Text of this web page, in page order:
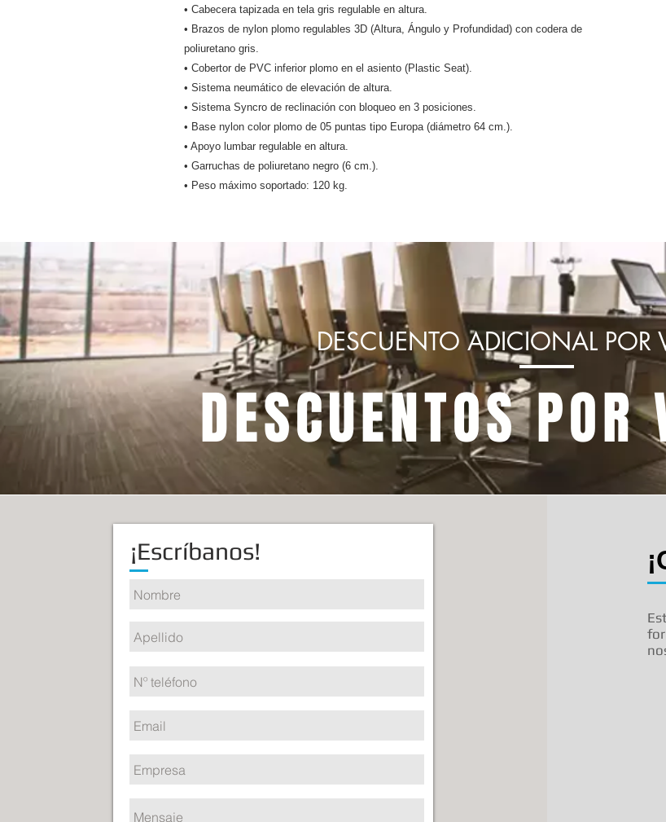
• Cabecera tapizada en tela gris regulable en altura.
• Brazos de nylon plomo regulables 3D (Altura, Ángulo y Profundidad) con codera de
poliuretano gris.
• Cobertor de PVC inferior plomo en el asiento (Plastic Seat).
• Sistema neumático de elevación de altura.
• Sistema Syncro de reclinación con bloqueo en 3 posiciones.
• Base nylon color plomo de 05 puntas tipo Europa (diámetro 64 cm.).
• Apoyo lumbar regulable en altura.
• Garruchas de poliuretano negro (6 cm.).
• Peso máximo soportado: 120 kg.
DESCUENTO ADICIONAL POR
DESCUENTOS
¡Escríbanos!